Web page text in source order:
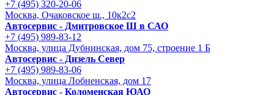
+7 (495) 320-20-06
Москва, Очаковское ш., 10к2с2
Автосервис - Дмитровское Ш в САО
+7 (495) 989-83-12
Москва, улица Дубнинская, дом 75, строение 1 Б
Автосервис - Дизель Север
+7 (495) 989-83-06
Москва, улица Лобненская, дом 17
Автосервис - Коломенская ЮАО